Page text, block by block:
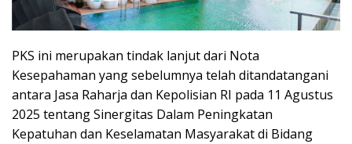
PKS ini merupakan tindak lanjut dari Nota
Kesepahaman yang sebelumnya telah ditandatangani
antara Jasa Raharja dan Kepolisian RI pada 11 Agustus
2025 tentang Sinergitas Dalam Peningkatan
Kepatuhan dan Keselamatan Masyarakat di Bidang